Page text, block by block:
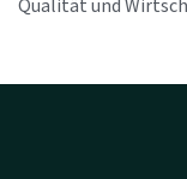
Qualität und